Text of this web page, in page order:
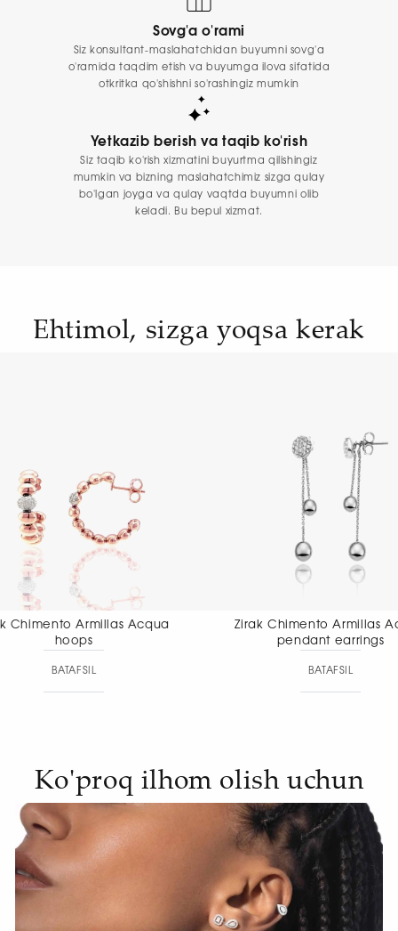
Sovg'a o'rami
Siz konsultant-maslahatchidan buyumni sovg'a
o'ramida taqdim etish va buyumga ilova sifatida
otkritka qo'shishni so'rashingiz mumkin
Yetkazib berish va taqib ko'rish
Siz taqib ko'rish xizmatini buyurtma qilishingiz
mumkin va bizning maslahatchimiz sizga qulay
bo'lgan joyga va qulay vaqtda buyumni olib
keladi. Bu bepul xizmat.
Ehtimol, sizga yoqsa kerak
Zirak Chimento Armillas Acqua
pendant earrings
Zirak
Ko'proq ilhom olish uchun